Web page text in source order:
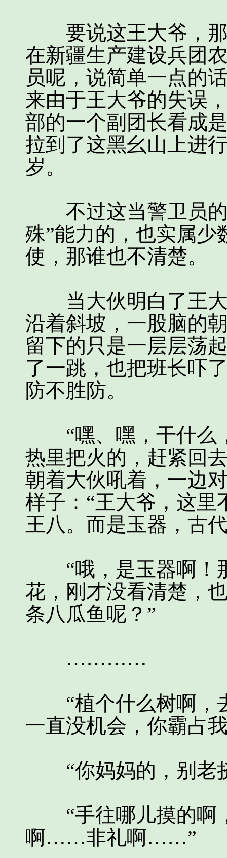
要说这王大爷，那
在新疆生产建设兵团
员呢，说简单一点的
来由于王大爷的失误
部的一个副团长看成
拉到了这黑幺山上进
岁。
不过这当警卫员的
殊”能力的，也实属少
使，那谁也不清楚。
当大伙明白了王大
沿着斜坡，一股脑的
留下的只是一层层荡
了一跳，也把班长吓
防不胜防。
“嘿、嘿，干什么
热里把火的，赶紧回
朝着大伙吼着，一边
样子：“王大爷，这
王八。而是玉器，古
“哦，是玉器啊！
花，刚才没看清楚，
条八瓜鱼呢？”
…………
“植个什么树啊，
一直没机会，你霸占
“你妈妈的，别老
“手往哪儿摸的啊
啊……非礼啊……”